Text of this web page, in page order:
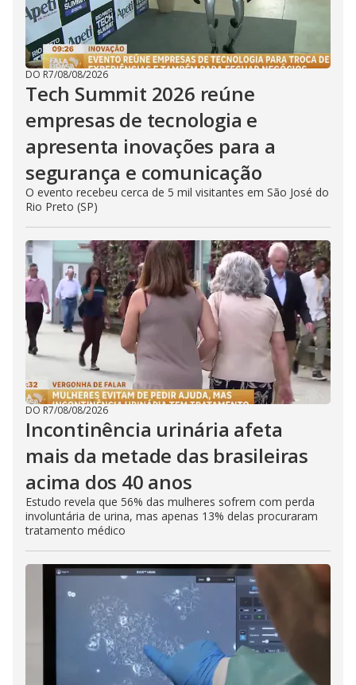
DO R7/08/08/2026
Tech Summit 2026 reúne
empresas de tecnologia e
apresenta inovações para a
segurança e comunicação
O evento recebeu cerca de 5 mil visitantes em São José do
Rio Preto (SP)
DO R7/08/08/2026
Incontinência urinária afeta
mais da metade das brasileiras
acima dos 40 anos
Estudo revela que 56% das mulheres sofrem com perda
involuntária de urina, mas apenas 13% delas procuraram
tratamento médico